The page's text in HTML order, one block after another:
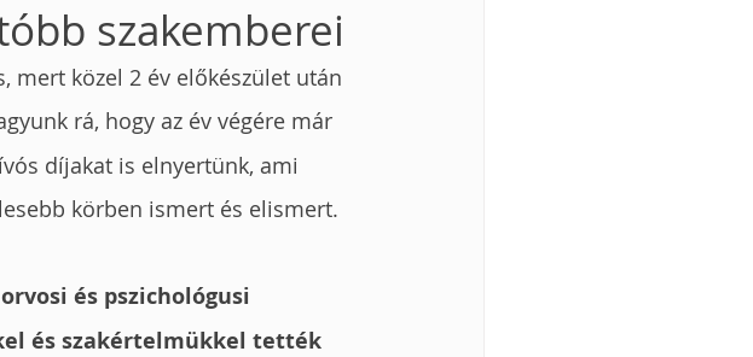
szakemberei
mert közel 2 év előkészület után
rá, hogy az év végére már
díjakat is elnyertünk, ami
körben ismert és elismert.
és pszichológusi
és szakértelmükkel tették